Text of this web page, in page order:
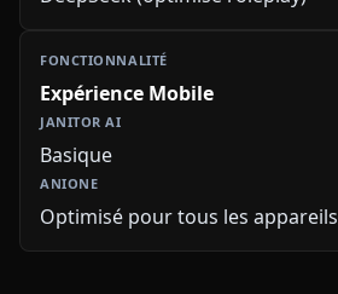
Expérience Mobile
Basique
Optimisé pour tous les appareils